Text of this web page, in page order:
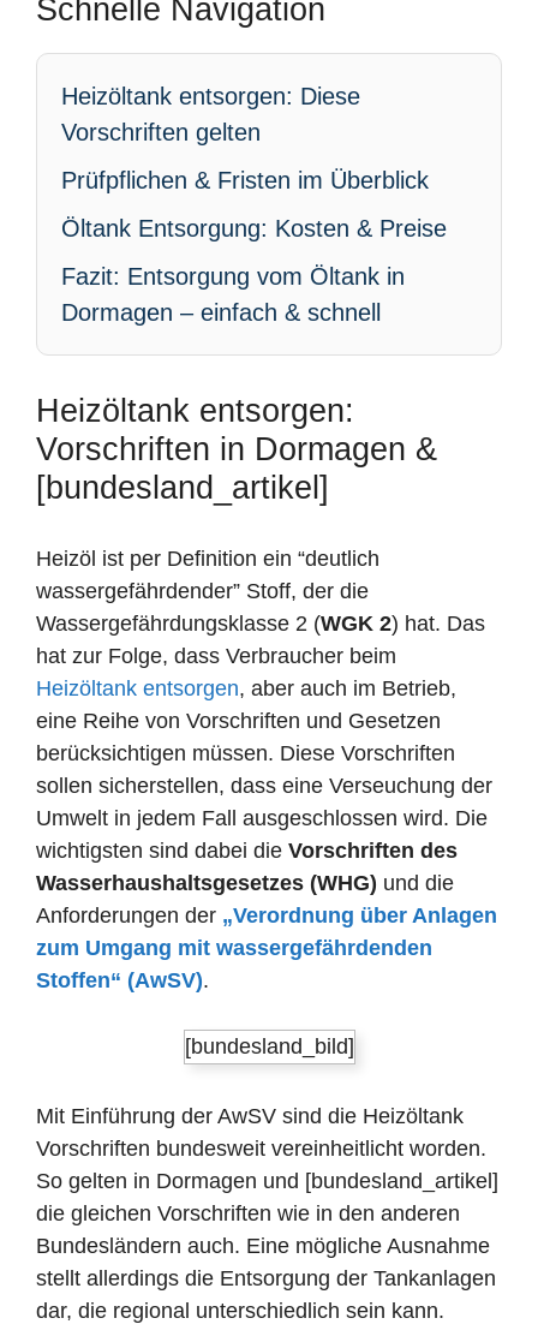
Schnelle Navigation
Heizöltank entsorgen: Diese
Vorschriften gelten
Prüfpflichen & Fristen im Überblick
Öltank Entsorgung: Kosten & Preise
Fazit: Entsorgung vom Öltank in
Dormagen – einfach & schnell
Heizöltank entsorgen:
Vorschriften in Dormagen &
[bundesland_artikel]
Heizöl ist per Definition ein “deutlich
wassergefährdender” Stoff, der die
Wassergefährdungsklasse 2 (WGK 2) hat. Das
hat zur Folge, dass Verbraucher beim
Heizöltank entsorgen, aber auch im Betrieb,
eine Reihe von Vorschriften und Gesetzen
berücksichtigen müssen. Diese Vorschriften
sollen sicherstellen, dass eine Verseuchung der
Umwelt in jedem Fall ausgeschlossen wird. Die
wichtigsten sind dabei die Vorschriften des
Wasserhaushaltsgesetzes (WHG) und die
Anforderungen der „Verordnung über Anlagen
zum Umgang mit wassergefährdenden
Stoffen“ (AwSV).
[bundesland_bild]
Mit Einführung der AwSV sind die Heizöltank
Vorschriften bundesweit vereinheitlicht worden.
So gelten in Dormagen und [bundesland_artikel]
die gleichen Vorschriften wie in den anderen
Bundesländern auch. Eine mögliche Ausnahme
stellt allerdings die Entsorgung der Tankanlagen
dar, die regional unterschiedlich sein kann.